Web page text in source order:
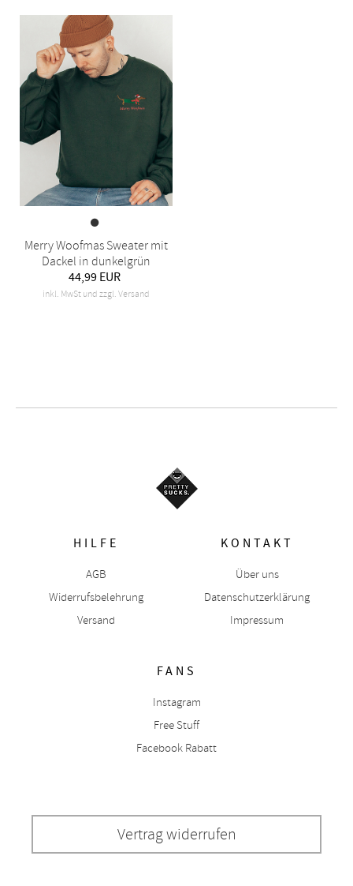
Merry Woofmas Sweater mit
Dackel in dunkelgrün
44,99 EUR
inkl. MwSt und zzgl. Versand
HILFE
AGB
Widerrufsbelehrung
Versand
KONTAKT
Über uns
Datenschutzerklärung
Impressum
FANS
Instagram
Free Stuff
Facebook Rabatt
Vertrag widerrufen